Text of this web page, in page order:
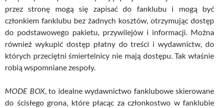
przez stronę mogą się zapisać do fanklubu i mogą być
członkiem fanklubu bez żadnych kosztów, otrzymując dostęp
do podstawowego pakietu, przywilejów i informacji. Można
również wykupić dostęp płatny do treści i wydawnictw, do
których przeciętni śmiertelnicy nie mają dostępu. Tak właśnie
robią wspomniane zespoły.
MODE BOX, to idealne wydawnictwo fanklubowe skierowane
do ścisłego grona, które płacąc za członkostwo w fanklubie